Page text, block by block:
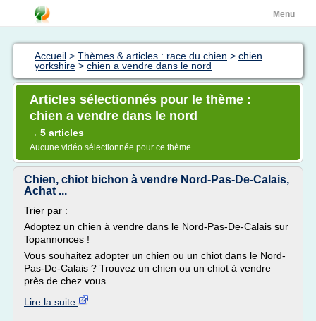
Menu
Accueil > Thèmes & articles : race du chien > chien
yorkshire > chien a vendre dans le nord
Articles sélectionnés pour le thème :
chien a vendre dans le nord
→ 5 articles
Aucune vidéo sélectionnée pour ce thème
Chien, chiot bichon à vendre Nord-Pas-De-Calais,
Achat ...
Trier par :
Adoptez un chien à vendre dans le Nord-Pas-De-Calais sur
Topannonces !
Vous souhaitez adopter un chien ou un chiot dans le Nord-
Pas-De-Calais ? Trouvez un chien ou un chiot à vendre
près de chez vous...
Lire la suite